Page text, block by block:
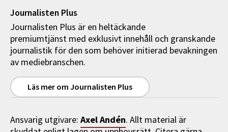
Journalisten Plus
Journalisten Plus är en heltäckande
premiumtjänst med exklusivt innehåll och granskande
journalistik för den som behöver initierad bevakningen
av mediebranschen.
Läs mer om Journalisten Plus
Ansvarig utgivare: Axel Andén. Allt material är